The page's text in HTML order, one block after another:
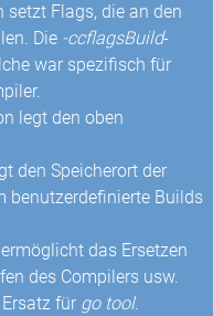
Flags, die an den
Die -ccflagsBuild-
war spezifisch für
legt den oben
den Speicherort der
benutzerdefinierte Builds
das Ersetzen
des Compilers usw.
für go tool.